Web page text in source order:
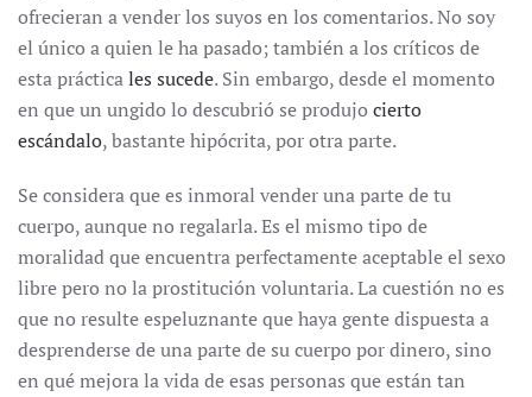
ofrecieran a vender los suyos en los comentarios. No soy
el único a quien le ha pasado; también a los críticos de
esta prácticales sucede. Sin embargo, desde el momento
en que un ungido lo descubrió se produjo cierto
escándalo, bastante hipócrita, por otra parte.
Se considera que es inmoral vender una parte de tu
cuerpo, aunque no regalarla. Es el mismo tipo de
moralidad que encuentra perfectamente aceptable el sexo
libre pero no la prostitución voluntaria. La cuestión no es
que no resulte espeluznante que haya gente dispuesta a
desprenderse de una parte de su cuerpo por dinero, sino
en qué mejora la vida de esas personas que están tan